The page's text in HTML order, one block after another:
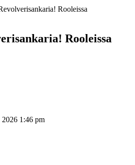
Rooleissa
Rooleissa
2026 1:46 pm